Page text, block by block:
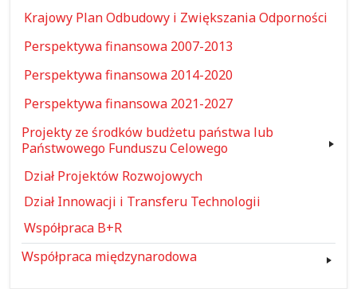
Krajowy Plan Odbudowy i Zwiększania Odporności
Perspektywa finansowa 2007-2013
Perspektywa finansowa 2014-2020
Perspektywa finansowa 2021-2027
Projekty ze środków budżetu państwa lub
Państwowego Funduszu Celowego
Dział Projektów Rozwojowych
Dział Innowacji i Transferu Technologii
Współpraca B+R
Współpraca międzynarodowa